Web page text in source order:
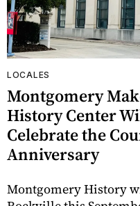
LOCALES
Montgomery
History Center
Celebrate the
Anniversary
Montgomery History